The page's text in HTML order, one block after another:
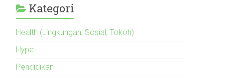
Kategori
Health (Lingkungan, Sosial, Tokoh)
Hype
Pendidikan